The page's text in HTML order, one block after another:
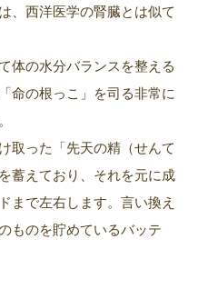
、西洋医学の腎臓とは似て
体の水分バランスを整える
命の根っこ」を司る非常に
取った「先天の精（せんて
蓄えており、それを元に成
まで左右します。言い換え
ものを貯めているバッテ